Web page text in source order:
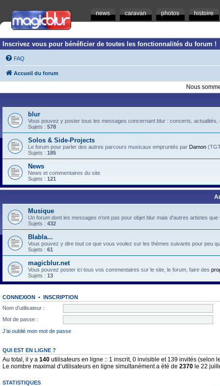
news caravan photos histoire
Inscrivez vous pour bénéficier de toutes les fonctionnalités du forum !
FAQ
Accueil du forum
Nous
blur
Vous pouvez y poster tous les messages concernant blur : concerts,
Sujets : 578
Solos & Side-Projects
Le forum pour parler des autres parcours musicaux empruntés par Damon
Sujets : 185
News
News et commentaires du site
Sujets : 121
Musique
Un forum dont les messages n'ont pas pour objet blur mais d'autres artistes
Sujets : 432
Blabla...
Vous pouvez y dire tout ce que vous voulez sur les thèmes suivants pour peu
Sujets : 61
magicblur.net
Vous pouvez poster ici tous vos commentaires sur le site, le forum, faire des
Sujets : 13
CONNEXION • INSCRIPTION
Nom d’utilisateur :
Mot de passe :
J’ai oublié mon mot de passe
QUI EST EN LIGNE ?
Au total, il y a 140 utilisateurs en ligne :: 1 inscrit, 0 invisible et 139 invités (selon
Le nombre maximal d’utilisateurs en ligne simultanément a été de 2370 le 22
STATISTIQUES